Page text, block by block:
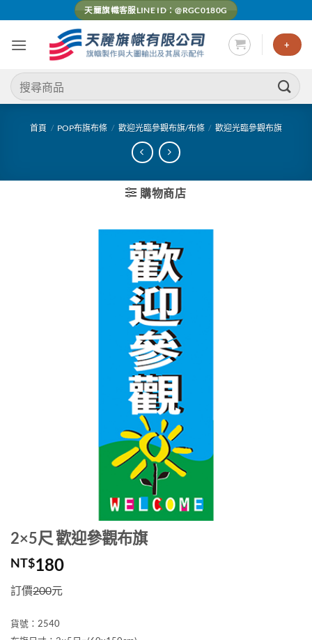
content
天麗旗幟客服LINE ID：@RGC0180G
+
搜
尋
首頁 / POP布旗布條 / 歡迎光臨參觀布旗/布條 / 歡迎光臨參觀布旗
購物商店
2×5尺 歡迎參觀布旗
NT$180
訂價200元
貨號：2540